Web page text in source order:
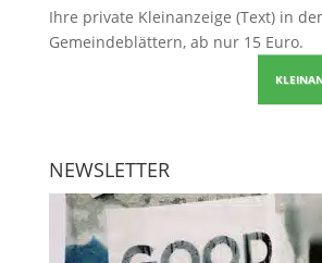
Ihre private Kleinanzeige (Text) in
Gemeindeblättern, ab nur 15 Euro.
NEWSLETTER